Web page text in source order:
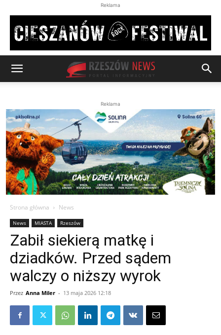
Reklama
Reklama
Strona główna News
News MIASTA Rzeszów
Zabił siekierą matkę i
dziadków. Przed sądem
walczy o niższy wyrok
Przez Anna Miler - 13 maja 2026 12:18